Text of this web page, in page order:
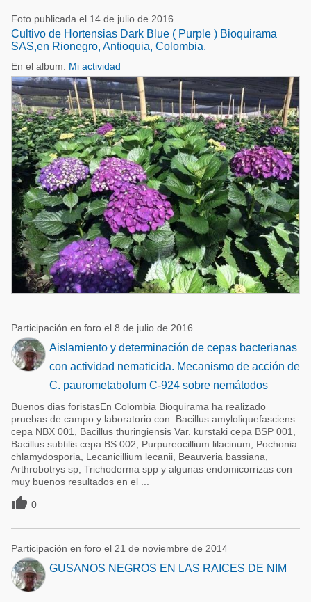
Foto publicada el 14 de julio de 2016
Cultivo de Hortensias Dark Blue ( Purple ) Bioquirama
SAS,en Rionegro, Antioquia, Colombia.
En el album: Mi actividad
Participación en foro el 8 de julio de 2016
Aislamiento y determinación de cepas bacterianas
con actividad nematicida. Mecanismo de acción de
C. paurometabolum C-924 sobre nemátodos
Buenos dias foristasEn Colombia Bioquirama ha realizado
pruebas de campo y laboratorio con: Bacillus amyloliquefasciens
cepa NBX 001, Bacillus thuringiensis Var. kurstaki cepa BSP 001,
Bacillus subtilis cepa BS 002, Purpureocillium lilacinum, Pochonia
chlamydosporia, Lecanicillium lecanii, Beauveria bassiana,
Arthrobotrys sp, Trichoderma spp y algunas endomicorrizas con
muy buenos resultados en el ...
 0
Participación en foro el 21 de noviembre de 2014
GUSANOS NEGROS EN LAS RAICES DE NIM